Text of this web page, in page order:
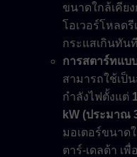
ขนาดใกล้เคีย
โอเวอร์โหลด
กระแสเกินทัน
การสตาร์ทแบ
สามารถใช้เป็
กำลังไฟตั้งแต่
kW (ประมาณ
มอเตอร์ขนาด
ตาร์-เดลต้า เ